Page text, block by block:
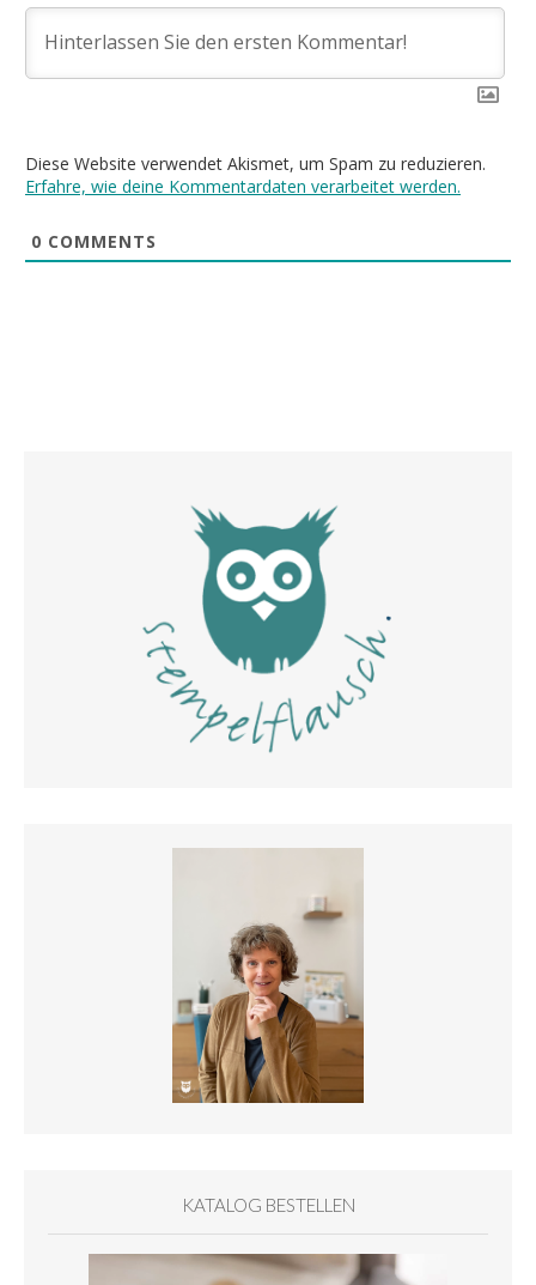
Diese Website verwendet Akismet, um Spam zu reduzieren.
Erfahre, wie deine Kommentardaten verarbeitet werden.
0 COMMENTS
KATALOG BESTELLEN